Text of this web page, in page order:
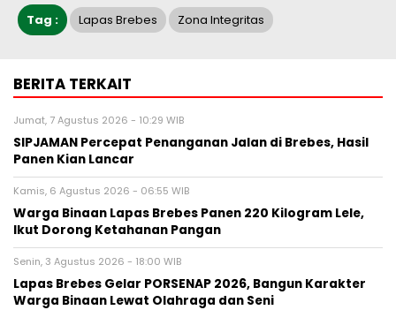
Tag : Lapas Brebes Zona Integritas
BERITA TERKAIT
Jumat, 7 Agustus 2026 - 10:29 WIB
SIPJAMAN Percepat Penanganan Jalan di Brebes, Hasil
Panen Kian Lancar
Kamis, 6 Agustus 2026 - 06:55 WIB
Warga Binaan Lapas Brebes Panen 220 Kilogram Lele,
Ikut Dorong Ketahanan Pangan
Senin, 3 Agustus 2026 - 18:00 WIB
Lapas Brebes Gelar PORSENAP 2026, Bangun Karakter
Warga Binaan Lewat Olahraga dan Seni